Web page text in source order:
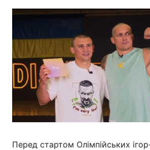
Перед стартом Олімпійських